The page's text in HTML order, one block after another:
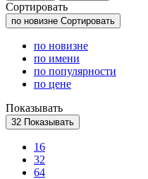
Сортировать
по новизне Сортировать
по новизне
по имени
по популярности
по цене
Показывать
32 Показывать
16
32
64